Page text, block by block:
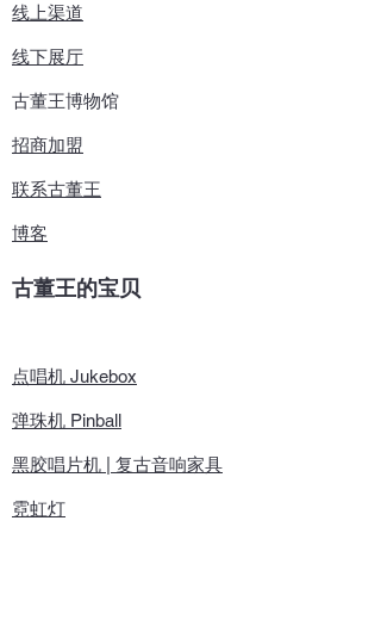
线上渠道
线下展厅
​古董王博物馆
招商加盟
联系古董王
博客
古董王的宝贝
点唱机 Jukebox
弹珠机 Pinball
黑胶唱片机 | 复古音响家具
霓虹灯